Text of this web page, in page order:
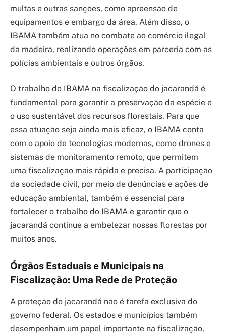
multas e outras sanções, como apreensão de
equipamentos e embargo da área. Além disso, o
IBAMA também atua no combate ao comércio ilegal
da madeira, realizando operações em parceria com as
polícias ambientais e outros órgãos.
O trabalho do IBAMA na fiscalização do jacarandá é
fundamental para garantir a preservação da espécie e
o uso sustentável dos recursos florestais. Para que
essa atuação seja ainda mais eficaz, o IBAMA conta
com o apoio de tecnologias modernas, como drones e
sistemas de monitoramento remoto, que permitem
uma fiscalização mais rápida e precisa. A participação
da sociedade civil, por meio de denúncias e ações de
educação ambiental, também é essencial para
fortalecer o trabalho do IBAMA e garantir que o
jacarandá continue a embelezar nossas florestas por
muitos anos.
Órgãos Estaduais e Municipais na
Fiscalização: Uma Rede de Proteção
A proteção do jacarandá não é tarefa exclusiva do
governo federal. Os estados e municípios também
desempenham um papel importante na fiscalização,